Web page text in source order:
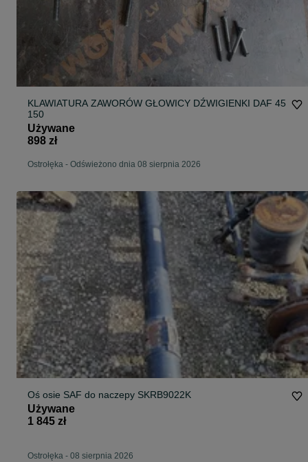
KLAWIATURA ZAWORÓW GŁOWICY DŹWIGIENKI DAF 45
150
Używane
898 zł
Ostrołęka - Odświeżono dnia 08 sierpnia 2026
Oś osie SAF do naczepy SKRB9022K
Używane
1 845 zł
Ostrołęka - 08 sierpnia 2026